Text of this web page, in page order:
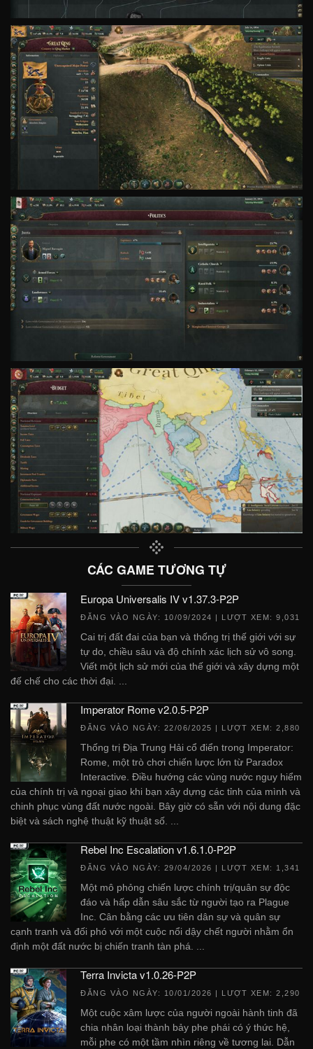
CÁC GAME TƯƠNG TỰ
Europa Universalis IV v1.37.3-P2P
ĐĂNG VÀO NGÀY: 10/09/2024 | LƯỢT XEM: 9,031
Cai trị đất đai của bạn và thống trị thế giới với sự
tự do, chiều sâu và độ chính xác lịch sử vô song.
Viết một lịch sử mới của thế giới và xây dựng một
đế chế cho các thời đại. ...
Imperator Rome v2.0.5-P2P
ĐĂNG VÀO NGÀY: 22/06/2025 | LƯỢT XEM: 2,880
Thống trị Địa Trung Hải cổ điển trong Imperator:
Rome, một trò chơi chiến lược lớn từ Paradox
Interactive. Điều hướng các vùng nước nguy hiểm
của chính trị và ngoại giao khi bạn xây dựng các tỉnh của mình và
chinh phục vùng đất nước ngoài. Bây giờ có sẵn với nội dung đặc
biệt và sách nghệ thuật kỹ thuật số. ...
Rebel Inc Escalation v1.6.1.0-P2P
ĐĂNG VÀO NGÀY: 29/04/2026 | LƯỢT XEM: 1,341
Một mô phỏng chiến lược chính trị/quân sự độc
đáo và hấp dẫn sâu sắc từ người tạo ra Plague
Inc. Cân bằng các ưu tiên dân sự và quân sự
cạnh tranh và đối phó với một cuộc nổi dậy chết người nhằm ổn
định một đất nước bị chiến tranh tàn phá. ...
Terra Invicta v1.0.26-P2P
ĐĂNG VÀO NGÀY: 10/01/2026 | LƯỢT XEM: 2,290
Một cuộc xâm lược của người ngoài hành tinh đã
chia nhân loại thành bảy phe phái có ý thức hệ,
mỗi phe có một tầm nhìn riêng về tương lai. Dẫn